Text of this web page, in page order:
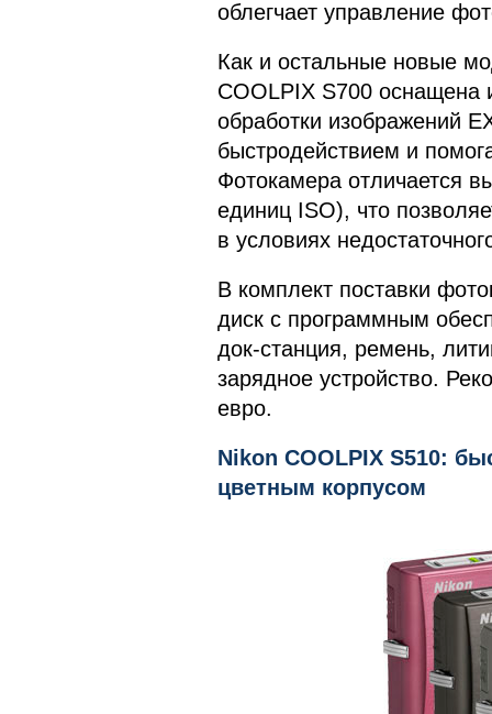
облегчает управление
Как и остальные новые
COOLPIX S700 оснащена
обработки изображений
быстродействием и
Фотокамера отличается
единиц ISO), что
в условиях
В комплект поставки
диск с программным
док-станция, ремень,
зарядное устройство.
евро.
Nikon COOLPIX S510:
цветным корпусом